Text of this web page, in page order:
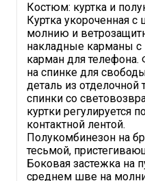
Костюм: куртка и
Куртка укороченная с
молнию и
накладные карманы с
карман для
на спинке для
деталь из отделочной
спинки со
куртки регулируется
контактной лентой.
Полукомбинезон на
тесьмой,
Боковая застежка на
среднем шве на